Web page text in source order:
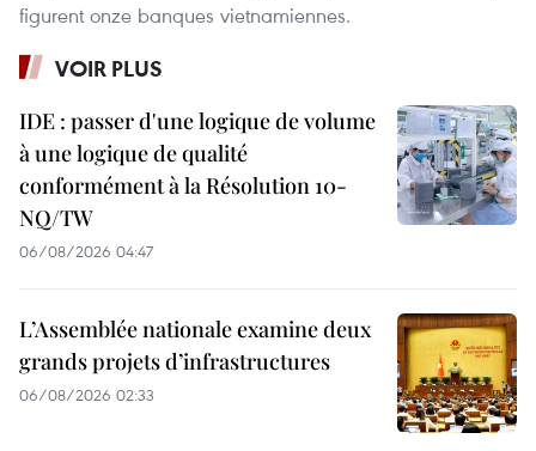
figurent onze banques vietnamiennes.
VOIR PLUS
IDE : passer d'une logique de volume
à une logique de qualité
conformément à la Résolution 10-
NQ/TW
06/08/2026 04:47
L’Assemblée nationale examine deux
grands projets d’infrastructures
06/08/2026 02:33